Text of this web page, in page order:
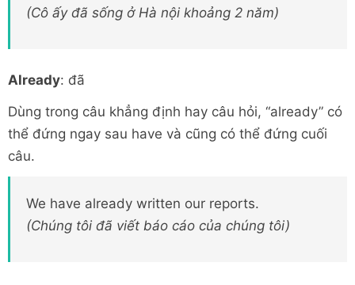
(Cô ấy đã sống ở Hà nội khoảng 2 năm)
Already: đã
Dùng trong câu khẳng định hay câu hỏi, “already” có
thể đứng ngay sau have và cũng có thể đứng cuối
câu.
We have already written our reports.
(Chúng tôi đã viết báo cáo của chúng tôi)